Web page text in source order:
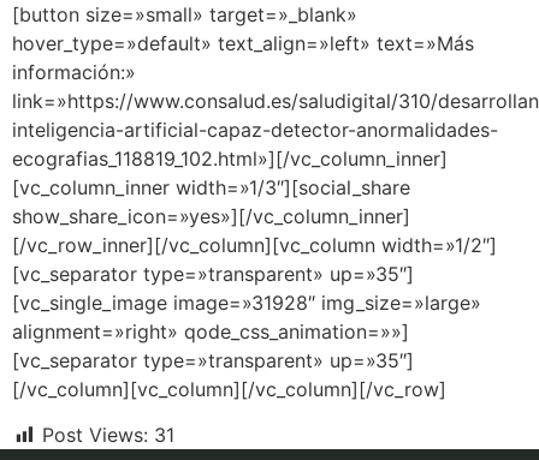
[button size=»small» target=»_blank»
hover_type=»default» text_align=»left» text=»Más
información:»
link=»https://www.consalud.es/saludigital/310/
inteligencia-artificial-capaz-detector-anormalidades-
ecografias_118819_102.html»][/vc_column_inner]
[vc_column_inner width=»1/3″][social_share
show_share_icon=»yes»][/vc_column_inner]
[/vc_row_inner][/vc_column][vc_column width=»1/2″]
[vc_separator type=»transparent» up=»35″]
[vc_single_image image=»31928″ img_size=»large»
alignment=»right» qode_css_animation=»»]
[vc_separator type=»transparent» up=»35″]
[/vc_column][vc_column][/vc_column][/vc_row]
Post Views: 31